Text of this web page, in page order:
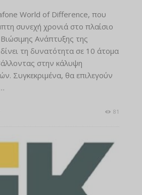
World of Difference, που
συνεχή χρονιά στο πλαίσιο
Ανάπτυξης της
τη δυνατότητα σε 10 άτομα
στην κάλυψη
Συγκεκριμένα, θα επιλεγούν
81